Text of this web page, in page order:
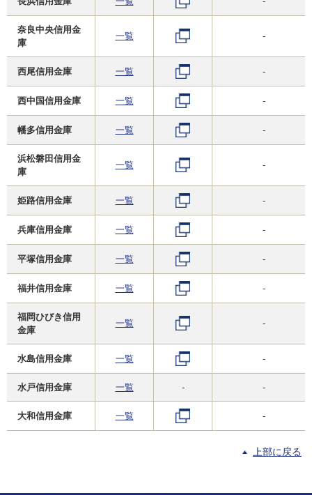
奈良中央信用金
庫
一覧 -
西尾信用金庫 一覧 -
西中国信用金庫 一覧 -
幡多信用金庫 一覧 -
浜松磐田信用金
庫
一覧 -
姫路信用金庫 一覧 -
兵庫信用金庫 一覧 -
平塚信用金庫 一覧 -
福井信用金庫 一覧 -
福岡ひびき信用
金庫
一覧 -
水島信用金庫 一覧 -
水戸信用金庫 一覧 - -
大和信用金庫 一覧 -
上部に戻る